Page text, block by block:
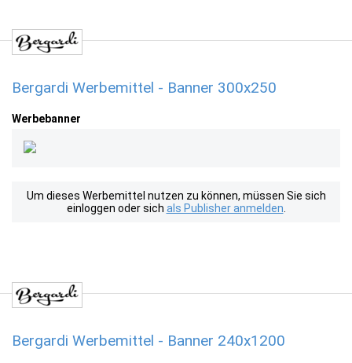
Bergardi Werbemittel - Banner 300x250
Werbebanner
Um dieses Werbemittel nutzen zu können, müssen Sie sich
einloggen oder sich als Publisher anmelden
Bergardi Werbemittel - Banner 240x1200